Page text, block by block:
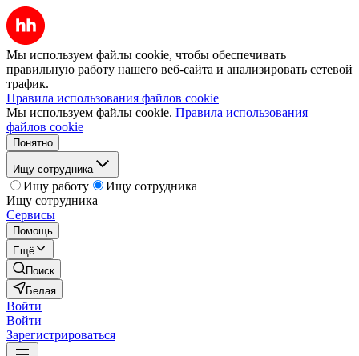
Мы используем файлы cookie, чтобы обеспечивать
правильную работу нашего веб-сайта и анализировать сетевой
трафик.
Правила использования файлов cookie
Мы используем файлы cookie. Правила использования
файлов cookie
Понятно
Ищу сотрудника
Ищу работу
Ищу сотрудника
Ищу сотрудника
Сервисы
Помощь
Ещё
Поиск
Белая
Войти
Войти
Зарегистрироваться